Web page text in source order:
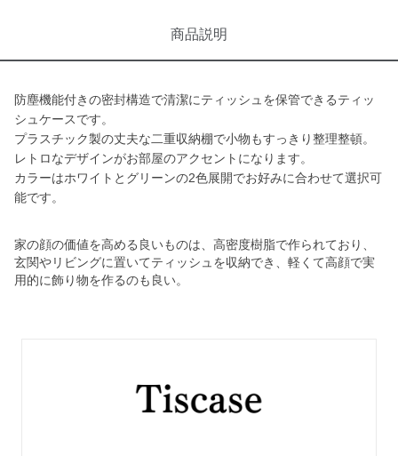
商品説明
防塵機能付きの密封構造で清潔にティッシュを保管できるティッ
シュケースです。
プラスチック製の丈夫な二重収納棚で小物もすっきり整理整頓。
レトロなデザインがお部屋のアクセントになります。
カラーはホワイトとグリーンの2色展開でお好みに合わせて選択可
能です。
家の顔の価値を高める良いものは、高密度樹脂で作られており、
玄関やリビングに置いてティッシュを収納でき、軽くて高顔で実
用的に飾り物を作るのも良い。